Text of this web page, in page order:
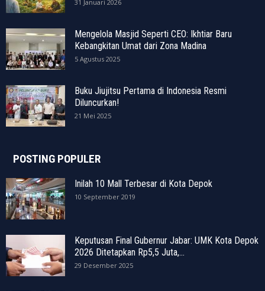
31 Januari 2026
Mengelola Masjid Seperti CEO: Ikhtiar Baru
Kebangkitan Umat dari Zona Madina
5 Agustus 2025
Buku Jiujitsu Pertama di Indonesia Resmi
Diluncurkan!
21 Mei 2025
POSTING POPULER
Inilah 10 Mall Terbesar di Kota Depok
10 September 2019
Keputusan Final Gubernur Jabar: UMK Kota Depok
2026 Ditetapkan Rp5,5 Juta,...
29 Desember 2025